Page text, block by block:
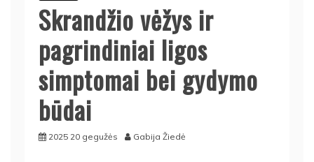
Skrandžio vėžys ir
pagrindiniai ligos
simptomai bei gydymo
būdai
2025 20 gegužės Gabija Žiedė